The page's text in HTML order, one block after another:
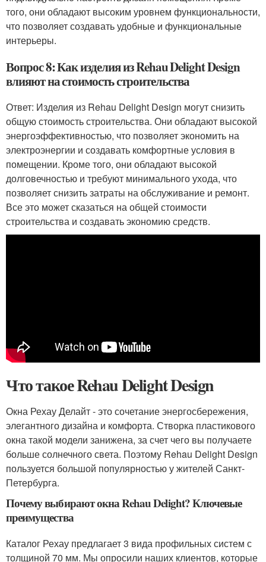
того, они обладают высоким уровнем функциональности,
что позволяет создавать удобные и функциональные
интерьеры.
Вопрос 8: Как изделия из Rehau Delight Design
влияют на стоимость строительства
Ответ: Изделия из Rehau Delight Design могут снизить
общую стоимость строительства. Они обладают высокой
энергоэффективностью, что позволяет экономить на
электроэнергии и создавать комфортные условия в
помещении. Кроме того, они обладают высокой
долговечностью и требуют минимального ухода, что
позволяет снизить затраты на обслуживание и ремонт.
Все это может сказаться на общей стоимости
строительства и создавать экономию средств.
Что такое Rehau Delight Design
Окна Рехау Делайт - это сочетание энергосбережения,
элегантного дизайна и комфорта. Створка пластикового
окна такой модели занижена, за счет чего вы получаете
больше солнечного света. Поэтому Rehau Delight Design
пользуется большой популярностью у жителей Санкт-
Петербурга.
Почему выбирают окна Rehau Delight? Ключевые
преимущества
Каталог Рехау предлагает 3 вида профильных систем с
толщиной 70 мм. Мы опросили наших клиентов, которые